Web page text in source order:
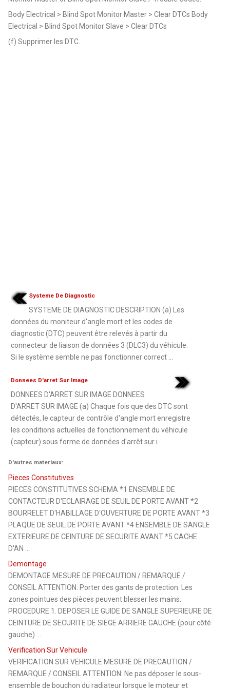
Body Electrical > Blind Spot Monitor Master > Clear DTCs Body
Electrical > Blind Spot Monitor Slave > Clear DTCs
(f) Supprimer les DTC.
Systeme De Diagnostic
SYSTEME DE DIAGNOSTIC DESCRIPTION (a) Les
données du moniteur d'angle mort et les codes de
diagnostic (DTC) peuvent être relevés à partir du
connecteur de liaison de données 3 (DLC3) du véhicule.
Si le système semble ne pas fonctionner correct ...
Donnees D'arret Sur Image
DONNEES D'ARRET SUR IMAGE DONNEES
D'ARRET SUR IMAGE (a) Chaque fois que des DTC sont
détectés, le capteur de contrôle d'angle mort enregistre
les conditions actuelles de fonctionnement du véhicule
(capteur) sous forme de données d'arrêt sur i ...
D'autres materiaux:
Pieces Constitutives
PIECES CONSTITUTIVES SCHEMA *1 ENSEMBLE DE
CONTACTEUR D'ECLAIRAGE DE SEUIL DE PORTE AVANT *2
BOURRELET D'HABILLAGE D'OUVERTURE DE PORTE AVANT *3
PLAQUE DE SEUIL DE PORTE AVANT *4 ENSEMBLE DE SANGLE
EXTERIEURE DE CEINTURE DE SECURITE AVANT *5 CACHE
D'AN ...
Demontage
DEMONTAGE MESURE DE PRECAUTION / REMARQUE /
CONSEIL ATTENTION: Porter des gants de protection. Les
zones pointues des pièces peuvent blesser les mains.
PROCEDURE 1. DEPOSER LE GUIDE DE SANGLE SUPERIEURE DE
CEINTURE DE SECURITE DE SIEGE ARRIERE GAUCHE (pour côté
gauche) ...
Verification Sur Vehicule
VERIFICATION SUR VEHICULE MESURE DE PRECAUTION /
REMARQUE / CONSEIL ATTENTION: Ne pas déposer le sous-
ensemble de bouchon du radiateur lorsque le moteur et